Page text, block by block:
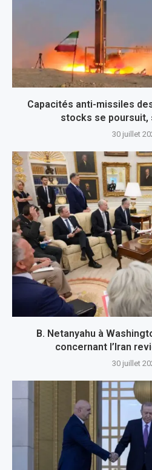
Capacités anti-missiles
stocks se poursuit,
30 juillet
B. Netanyahu à
concernant l’Iran
30 juillet